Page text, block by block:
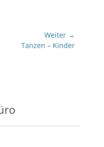
Weiter →
Tanzen – Kinder